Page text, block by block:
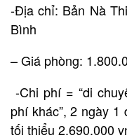
-Địa chỉ: Bản Nà
Bình
– Giá phòng:
-Chi phí = “di
phí khác”, 2 ngày
tối thiểu 2.690.000